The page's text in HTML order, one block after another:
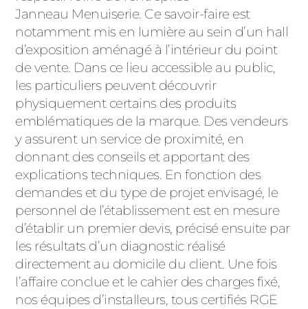
Janneau Menuiserie. Ce savoir-faire est
notamment mis en lumière au sein d’un hall
d’exposition aménagé à l’intérieur du point
de vente. Dans ce lieu accessible au public,
les particuliers peuvent découvrir
physiquement certains des produits
emblématiques de la marque. Des vendeurs
y assurent un service de proximité, en
donnant des conseils et apportant des
explications techniques. En fonction des
demandes et du type de projet envisagé, le
personnel de l’établissement est en mesure
d’établir un premier devis, précisé ensuite par
les résultats d’un diagnostic réalisé
directement au domicile du client. Une fois
l’affaire conclue et le cahier des charges fixé,
nos équipes d’installeurs, tous certifiés RGE